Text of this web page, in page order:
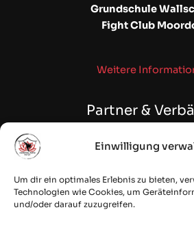
Einwilligung
Um dir ein optimales Erlebnis zu bieten,
Technologien wie Cookies, um
und/oder darauf zuzugreifen.
Grundschule
Fight Club
Weitere
Partner &
WAKO NDS | NSKBV
Budostoff Online
quesec: IT Security &